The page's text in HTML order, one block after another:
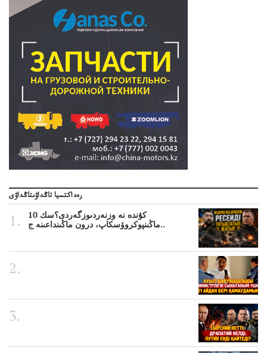
رەداكتسيا تاڭداۋىتاڭداۋى
10 كۇندە نە وزنەردىوزگەردى؟سك
ماڭىنپوكروۆسكاپ، درون ماڭىنداعىنە ج..